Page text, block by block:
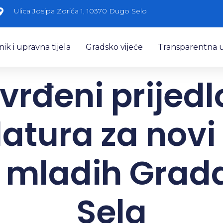
Ulica Josipa Zorića 1, 10370 Dugo Selo
i upravna tijela Gradsko vijeće Transparentna
za
Sela